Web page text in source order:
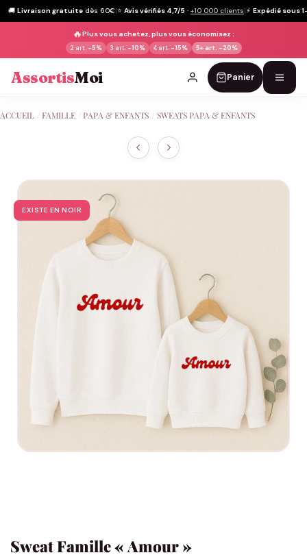
🚚 Livraison gratuite dès 60€|⭐ Avis vérifiés 4,7/5 · +10 000 clients|⚡ Expédié sous
🔥Plus vous achetez, plus vous économisez :
2 art. -5% 3 art. -10% 4 art. -15% 5+ art. -20%
AssortisMoi Panier
au
ACCUEIL FAMILLE PAPA & ENFANTS SWEATS PAPA & ENFANTS
EXISTE EN NOIR
Sweat Famille « Amour »